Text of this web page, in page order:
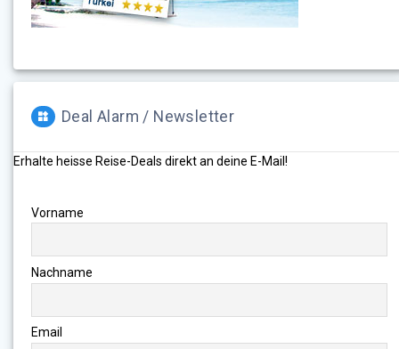
Deal Alarm / Newsletter
Erhalte heisse Reise-Deals direkt an deine E-Mail!
Vorname
Nachname
Email